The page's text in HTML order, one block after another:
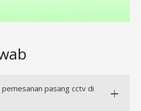
pemesanan pasang cctv di